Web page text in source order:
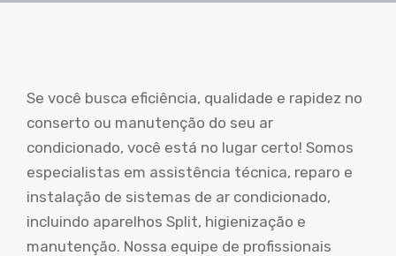
Se você busca eficiência, qualidade e rapidez no
conserto ou manutenção do seu ar
condicionado, você está no lugar certo! Somos
especialistas em assistência técnica, reparo e
instalação de sistemas de ar condicionado,
incluindo aparelhos Split, higienização e
manutenção. Nossa equipe de profissionais